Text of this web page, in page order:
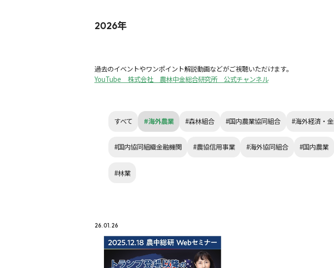
2026年
過去のイベントやワンポイント解説動画などがご視聴いただけます。
YouTube 株式会社 農林中金総合研究所 公式チャンネル
すべて #海外農業 #森林組合 #国内農業協同組合 #海外経済・
#国内協同組織金融機関 #農協信用事業 #海外協同組合 #国内農業
#林業
26.01.26